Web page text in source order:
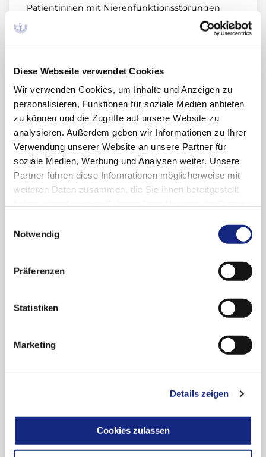
Diese Webseite verwendet Cookies
Wir verwenden Cookies, um Inhalte und Anzeigen zu
personalisieren, Funktionen für soziale Medien anbieten
zu können und die Zugriffe auf unsere Website zu
analysieren. Außerdem geben wir Informationen zu Ihrer
Verwendung unserer Website an unsere Partner für
soziale Medien, Werbung und Analysen weiter. Unsere
Partner führen diese Informationen möglicherweise mit
weiteren Daten zusammen, die Sie ihnen bereitgestellt
Cookies, wenn Sie unsere Webseite weiterhin
Notwendig
Präferenzen
Statistiken
Marketing
Details zeigen
Cookies zulassen
Patientinnen mit Nierenfunktionsstörungen
eine
Alternative sein. Eine weitere Option für die
nicht…
Archiv 2018
01.01.2018
Injektionslösung (Denosumab ): Risiko neuer
primärer Malignome (Amgen GmbH vom
16.05.2018) Der Zulassungsinhaber informiert
Malignome unter
im Vergleich zu
08.06.2022
medikamentöse Behandlung der
(Xgeva®); Was ist Lithium, und wie wird damit
behandelt?; Probiotika, sind sie doch nützlich?;